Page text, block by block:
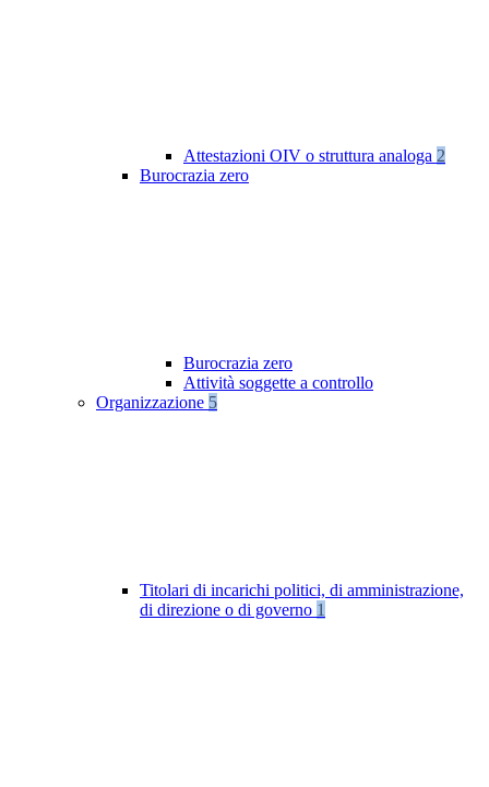
Attestazioni OIV o struttura analoga 2
Burocrazia zero
Burocrazia zero
Attività soggette a controllo
Organizzazione 5
Titolari di incarichi politici, di amministrazione,
di direzione o di governo 1